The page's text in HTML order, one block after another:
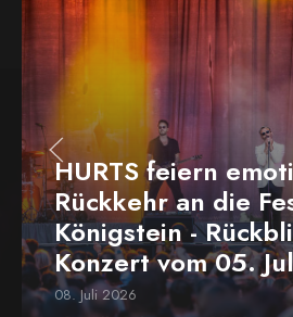
HURTS feiern
Rückkehr an die
Königstein -
Konzert vom 05.
08. Juli 2026